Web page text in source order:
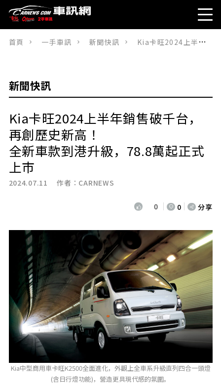
首頁 一手車訊 新聞快訊 Kia卡旺2024上半年銷售破千台，再創歷史新高！全新車款到港升級，78.8萬起正式上市
新聞快訊
Kia卡旺2024上半年銷售破千台，
再創歷史新高！
全新車款到港升級，78.8萬起正式
上市
2024.07.11 作者： CARNEWS
0 0 分享
Kia中型商用車卡旺K2500全面進化，外觀上全車系升級直列四合一頭燈
(含日行燈功能)，營造更具現代感的氛圍。